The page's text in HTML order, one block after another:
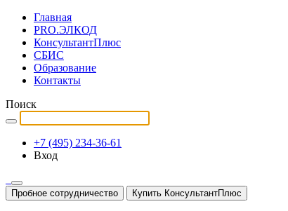
Главная
PRO.ЭЛКОД
КонсультантПлюс
СБИС
Образование
Контакты
Поиск
+7 (495) 234-36-61
Вход
Пробное сотрудничество Купить КонсультантПлюс